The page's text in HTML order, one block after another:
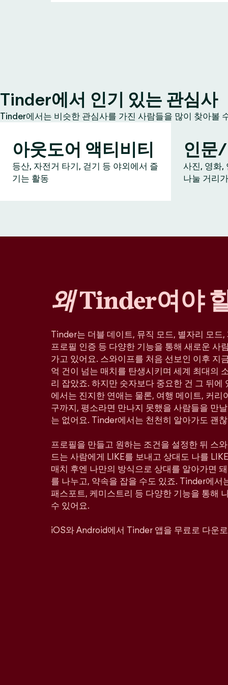
Tinder에서 인기 있는 관심사
Tinder에서는 비슷한 관심사를 가진 사람들을 많이 찾아볼
아웃도어 액티비티
등산, 자전거 타기, 걷기 등 야외에서 즐
기는 활동
인문
사진, 영화,
나눌 거리
왜Tinder여야
Tinder는 더블 데이트, 뮤직 모드, 별자리 모드
프로필 인증 등 다양한 기능을 통해 새로운 사
가고 있어요. 스와이프를 처음 선보인 이후 지
억 건이 넘는 매치를 탄생시키며 세계 최대의
리 잡았죠. 하지만 숫자보다 중요한 건 그 뒤
에서는 진지한 연애는 물론, 여행 메이트, 커리
구까지, 평소라면 만나지 못했을 사람들을 만
는 없어요. Tinder에서는 천천히 알아가도 괜
프로필을 만들고 원하는 조건을 설정한 뒤 스
드는 사람에게 LIKE를 보내고 상대도 나를
매치 후엔 나만의 방식으로 상대를 알아가면
를 나누고, 약속을 잡을 수도 있죠. Tinder에서
패스포트, 케미스트리 등 다양한 기능을 통해
수 있어요.
iOS와 Android에서 Tinder 앱을 무료로 다운